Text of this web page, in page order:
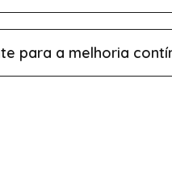
para a melhoria